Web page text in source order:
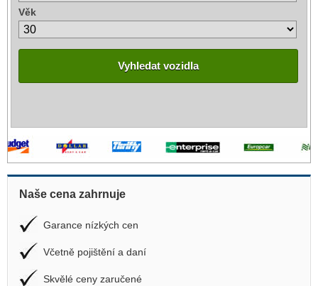
Věk
Vyhledat vozidla
Naše cena zahrnuje
Garance nízkých cen
Včetně pojištění a daní
Skvělé ceny zaručené